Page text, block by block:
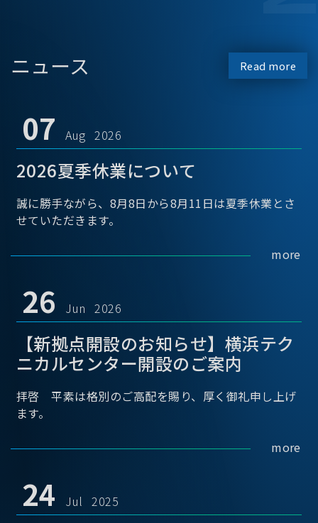
ニュース Read more
07 Aug 2026
2026夏季休業について
誠に勝手ながら、8月8日から8月11日は夏季休業とさ
せていただきます。
more
26 Jun 2026
【新拠点開設のお知らせ】横浜テク
ニカルセンター開設のご案内
拝啓 平素は格別のご高配を賜り、厚く御礼申し上げ
ます。
more
24 Jul 2025